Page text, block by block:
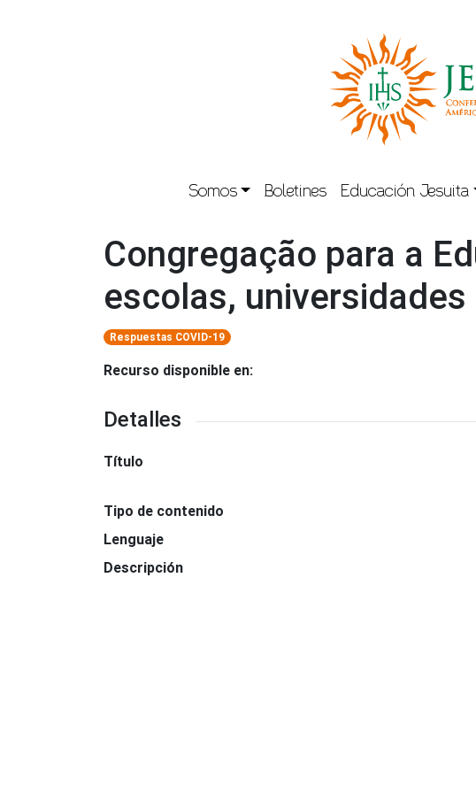
Somos Boletines Educación Jesuita
Congregação para a
escolas,
Respuestas COVID-19
Recurso disponible en:
Detalles
Título
Tipo de contenido
Lenguaje
Descripción